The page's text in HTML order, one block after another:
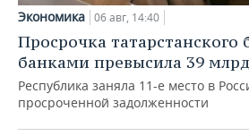
Экономика 06 авг, 14:40
Просрочка татарстанского
банками превысила 39
Республика заняла 11-е место в
просроченной задолженности